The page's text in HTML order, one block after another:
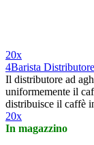
20x
4Barista
Il distributore ad
uniformemente il
distribuisce il caffè
20x
In magazzino